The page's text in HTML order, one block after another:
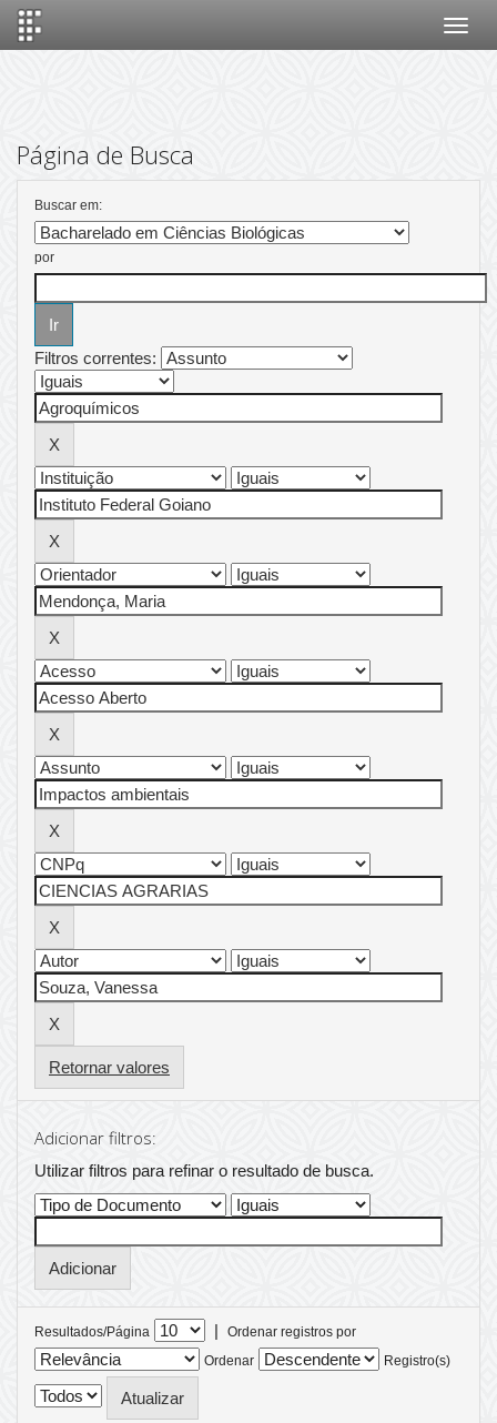
Página de Busca
Buscar em:
por
Filtros correntes:
Retornar valores
Adicionar filtros:
Utilizar filtros para refinar o resultado de busca.
Resultados/Página |
Ordenar registros por
Ordenar
Registro(s)